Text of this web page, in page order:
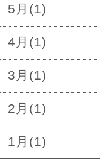
5月(1)
4月(1)
3月(1)
2月(1)
1月(1)